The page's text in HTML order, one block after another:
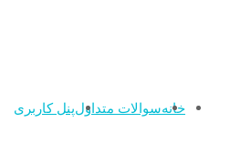
خانهسوالات متداولپنل کاربری